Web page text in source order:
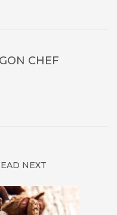
CHEF
NEXT